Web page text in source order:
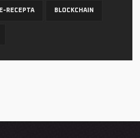
E-RECEPTA BLOCKCHAIN